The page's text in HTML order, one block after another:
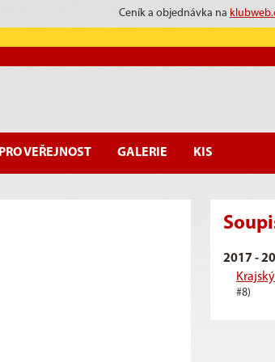
Ceník a objednávka na
PRO VEŘEJNOST GALERIE KIS
2017 -
#8)